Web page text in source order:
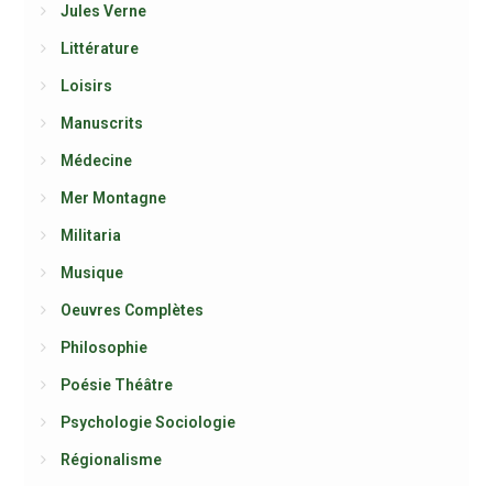
Jules Verne
Littérature
Loisirs
Manuscrits
Médecine
Mer Montagne
Militaria
Musique
Oeuvres Complètes
Philosophie
Poésie Théâtre
Psychologie Sociologie
Régionalisme